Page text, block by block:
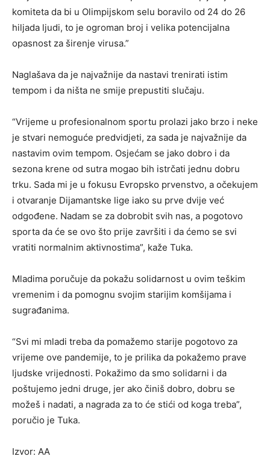
komiteta da bi u Olimpijskom selu boravilo od 24 do 26
hiljada ljudi, to je ogroman broj i velika potencijalna
opasnost za širenje virusa.”
Naglašava da je najvažnije da nastavi trenirati istim
tempom i da ništa ne smije prepustiti slučaju.
“Vrijeme u profesionalnom sportu prolazi jako brzo i neke
je stvari nemoguće predvidjeti, za sada je najvažnije da
nastavim ovim tempom. Osjećam se jako dobro i da
sezona krene od sutra mogao bih istrčati jednu dobru
trku. Sada mi je u fokusu Evropsko prvenstvo, a očekujem
i otvaranje Dijamantske lige iako su prve dvije već
odgođene. Nadam se za dobrobit svih nas, a pogotovo
sporta da će se ovo što prije završiti i da ćemo se svi
vratiti normalnim aktivnostima”, kaže Tuka.
Mladima poručuje da pokažu solidarnost u ovim teškim
vremenim i da pomognu svojim starijim komšijama i
sugrađanima.
“Svi mi mladi treba da pomažemo starije pogotovo za
vrijeme ove pandemije, to je prilika da pokažemo prave
ljudske vrijednosti. Pokažimo da smo solidarni i da
poštujemo jedni druge, jer ako činiš dobro, dobru se
možeš i nadati, a nagrada za to će stići od koga treba”,
poručio je Tuka.
Izvor: AA